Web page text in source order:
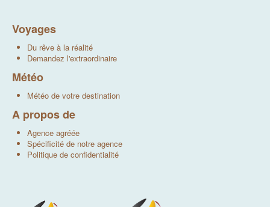
Voyages
Du rêve à la réalité
Demandez l'extraordinaire
Météo
Météo de votre destination
A propos de
Agence agréée
Spécificité de notre agence
Politique de confidentialité